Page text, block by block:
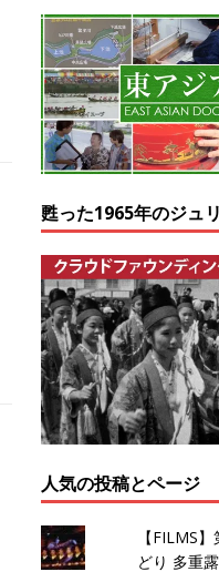
甦った1965年のジュ
人気の投稿とページ
【FILMS
どり 多重